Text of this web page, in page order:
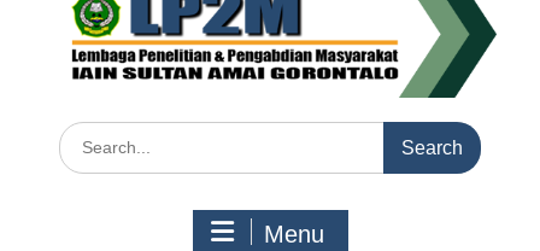
Search
for:
Menu